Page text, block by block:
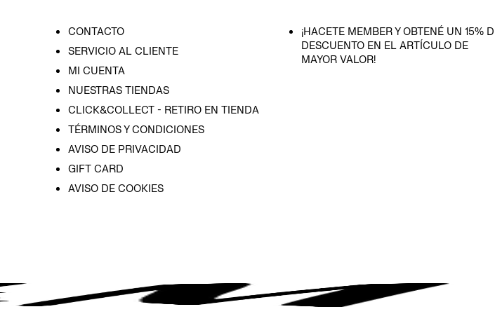
CONTACTO
SERVICIO AL CLIENTE
MI CUENTA
NUESTRAS TIENDAS
CLICK&COLLECT - RETIRO EN TIENDA
TÉRMINOS Y CONDICIONES
AVISO DE PRIVACIDAD
GIFT CARD
AVISO DE COOKIES
¡HACETE MEMBER Y OBTENÉ UN 15%
DESCUENTO EN EL ARTÍCULO DE
MAYOR VALOR!